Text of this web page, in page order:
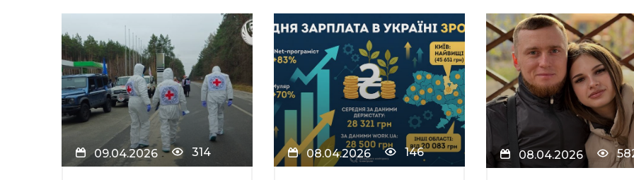
09.04.2026 314 08.04.2026 146 08.04.2026